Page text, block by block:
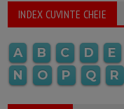
INDEX CUVINTE CHEIE
A B C D E
N
O P Q R